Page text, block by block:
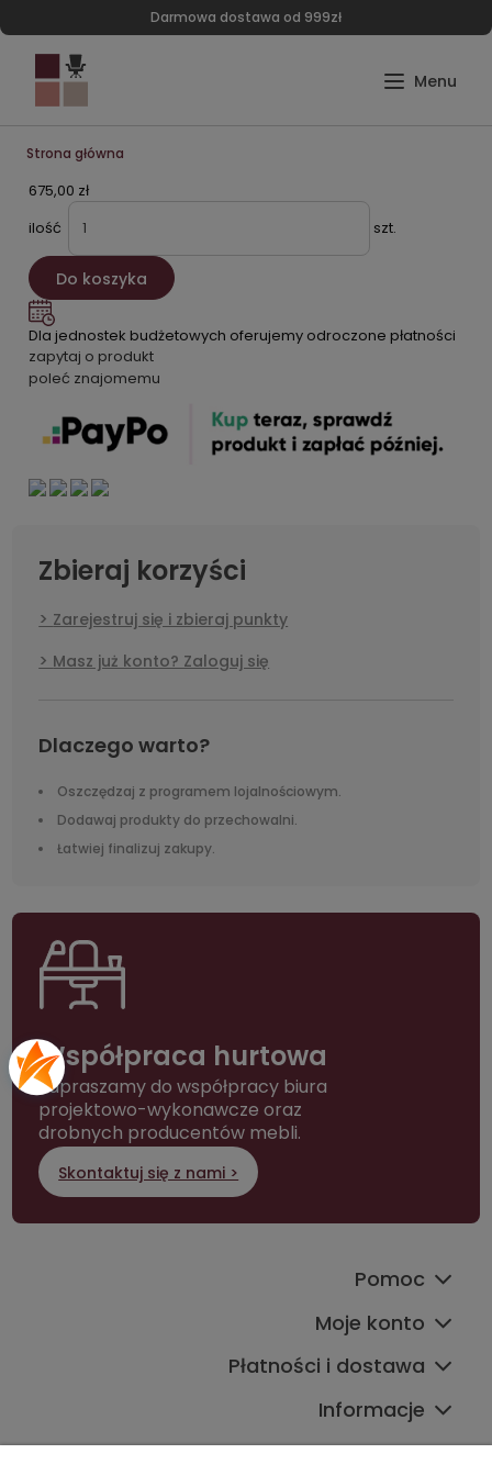
Darmowa dostawa od 999zł
Strona główna
675,00 zł
ilość
szt.
Do koszyka
Dla jednostek budżetowych oferujemy odroczone płatności
zapytaj o produkt
poleć znajomemu
Zbieraj korzyści
Zarejestruj się i zbieraj punkty
Masz już konto? Zaloguj się
Dlaczego warto?
Oszczędzaj z programem lojalnościowym.
Dodawaj produkty do przechowalni.
Łatwiej finalizuj zakupy.
Współpraca hurtowa
Zapraszamy do współpracy biura
projektowo-wykonawcze oraz
drobnych producentów mebli.
Skontaktuj się z nami >
Pomoc
Moje konto
Płatności i dostawa
Informacje
Kontakt ze sklepem